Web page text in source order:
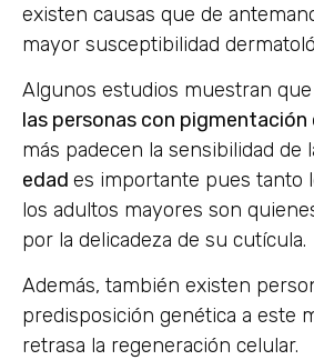
existen causas que de
mayor susceptibilidad
Algunos estudios muestran
las personas con pigmentación
más padecen la sensibilidad de
edad es importante pues tanto
los adultos mayores son
por la delicadeza de su cutícula.
Además, también existen
predisposición genética a este
retrasa la regeneración celular.